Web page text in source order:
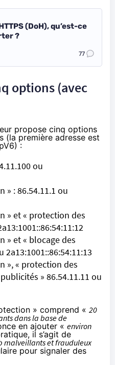
(DoH), qu’est-ce
?
77
options (avec
propose cinq options
(la première adresse est
:
ou
» : 86.54.11.1 ou
» et « protection des
» et « blocage des
2a13:1001::86:54:11:13
», « protection des
» 86.54.11.11 ou
» comprend « 20
dans la base de
en ajouter « environ
il s’agit de
malveillants et frauduleux
pour signaler des